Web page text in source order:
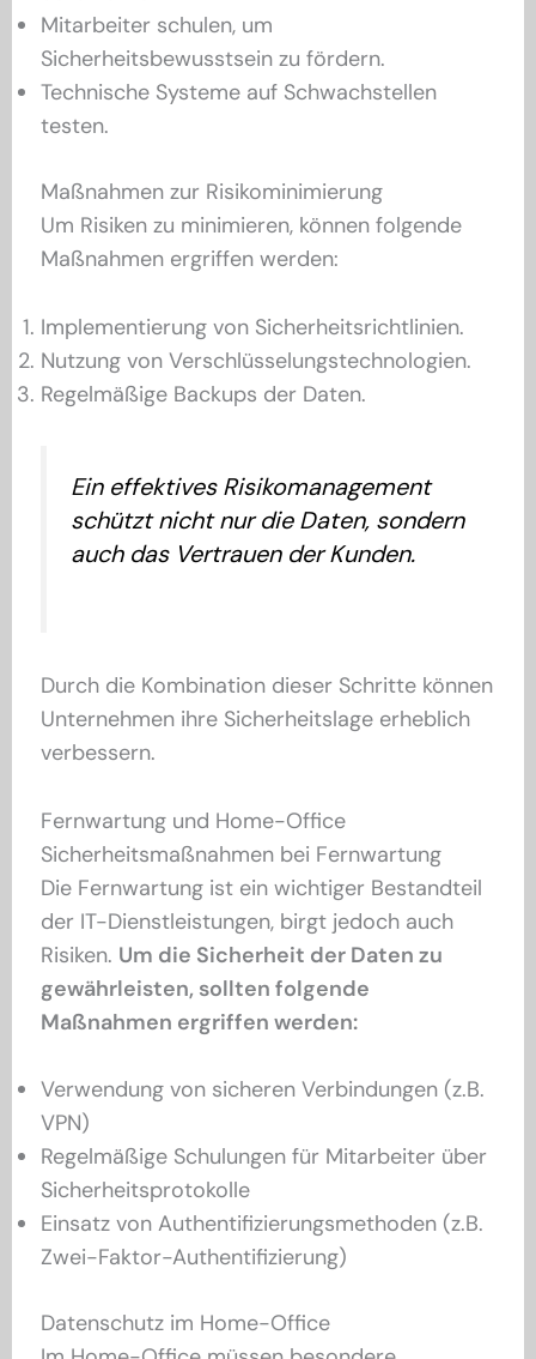
Mitarbeiter schulen, um
Sicherheitsbewusstsein zu fördern.
Technische Systeme auf Schwachstellen
testen.
Maßnahmen zur Risikominimierung
Um Risiken zu minimieren, können folgende
Maßnahmen ergriffen werden:
Implementierung von Sicherheitsrichtlinien.
Nutzung von Verschlüsselungstechnologien.
Regelmäßige Backups der Daten.
Ein effektives Risikomanagement
schützt nicht nur die Daten, sondern
auch das Vertrauen der Kunden.
Durch die Kombination dieser Schritte können
Unternehmen ihre Sicherheitslage erheblich
verbessern.
Fernwartung und Home-Office
Sicherheitsmaßnahmen bei Fernwartung
Die Fernwartung ist ein wichtiger Bestandteil
der IT-Dienstleistungen, birgt jedoch auch
Risiken. Um die Sicherheit der Daten zu
gewährleisten, sollten folgende
Maßnahmen ergriffen werden:
Verwendung von sicheren Verbindungen (z.B.
VPN)
Regelmäßige Schulungen für Mitarbeiter über
Sicherheitsprotokolle
Einsatz von Authentifizierungsmethoden (z.B.
Zwei-Faktor-Authentifizierung)
Datenschutz im Home-Office